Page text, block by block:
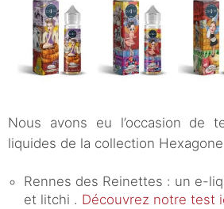
Nous avons eu l’occasion de
liquides de la collection
Rennes des Reinettes : un e-
et litchi . Découvrez notre test